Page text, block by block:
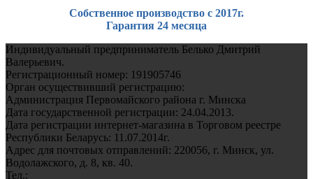
Собственное производство с 2017г.
Гарантия 24 месяца
Индивидуальный предприниматель Белько Дмитрий
Валерьевич.
Регистрационный номер: 191905746
Орган осуществивший регистрацию:
Администрация Первомайского района г. Минска
Дата государственной регистрации: 24.04.2013.
Дата регистрации интернет-магазина в Торговом реестре
Республики Беларусь: 11.07.2014г.
Адрес для почтовых отправлений: 220056, г. Минск, ул.
Водолажского, д. 8, кв. 40.
Тел.: